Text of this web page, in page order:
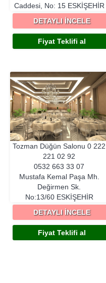
Caddesi, No: 15 ESKIŞEHIR
DETAYLI İNCELE
Fiyat Teklifi al
Tozman Düğün Salonu 0 222
221 02 92
0532 663 33 07
Mustafa Kemal Paşa Mh.
Değirmen Sk.
No:13/60 ESKIŞEHIR
DETAYLI İNCELE
Fiyat Teklifi al